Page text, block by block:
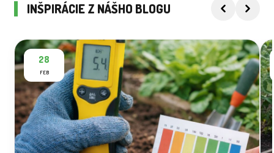
INŠPIRÁCIE Z NÁŠHO BLOGU
28
FEB